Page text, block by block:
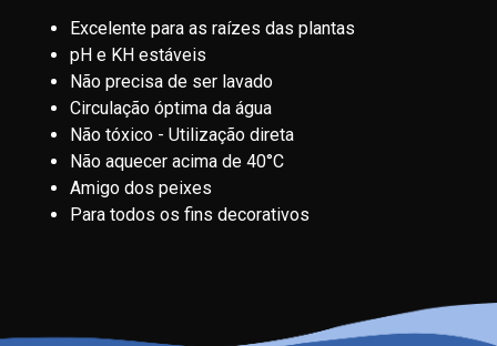
Excelente para as raízes das plantas
pH e KH estáveis
Não precisa de ser lavado
Circulação óptima da água
Não tóxico - Utilização direta
Não aquecer acima de 40°C
Amigo dos peixes
Para todos os fins decorativos